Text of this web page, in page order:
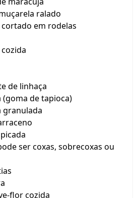
ralado
em rodelas
de linhaça
(goma de tapioca)
granulada
ser coxas, sobrecoxas ou
flor cozida